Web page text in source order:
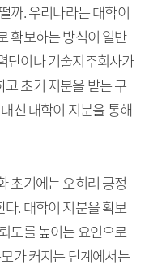
까. 우리나라는 대학이
확보하는 방식이 일반
단이나 기술지주회사가
초기 지분을 받는 구
신 대학이 지분을 통해
초기에는 오히려 긍정
. 대학이 지분을 확보
도를 높이는 요인으로
가 커지는 단계에서는